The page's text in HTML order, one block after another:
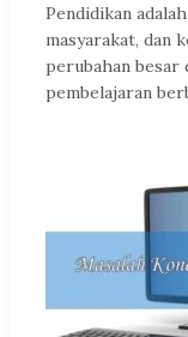
Pendidikan
masyarakat, dan
perubahan besar
pembelajaran